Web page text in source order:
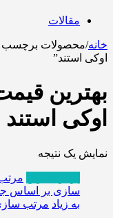
مقالات
خانه/محصولات برچسب
اوکی استند”
بهترین
اوکی استند
نمایش یک نتیجه
سازی بر اساس
به زیاد مرتب